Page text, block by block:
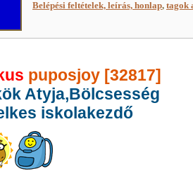
Belépési feltételek, leírás, honlap, tagok
puposjoy [32817]
Atyja,Bölcsesség
iskolakezdő